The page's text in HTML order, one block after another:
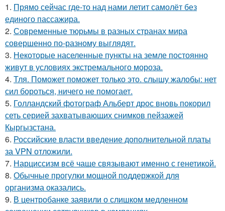
1. Прямо сейчас где-то над нами летит самолёт без
единого пассажира.
2. Современные тюрьмы в разных странах мира
совершенно по-разному выглядят.
3. Некоторые населенные пункты на земле постоянно
живут в условиях экстремального мороза.
4. Тля. Поможет поможет только это. слышу жалобы: нет
сил бороться, ничего не помогает.
5. Голландский фотограф Альберт дрос вновь покорил
сеть серией захватывающих снимков пейзажей
Кыргызстана.
6. Российские власти введение дополнительной платы
за VPN отложили.
7. Нарциссизм всё чаще связывают именно с генетикой.
8. Обычные прогулки мощной поддержкой для
организма оказались.
9. В центробанке заявили о слишком медленном